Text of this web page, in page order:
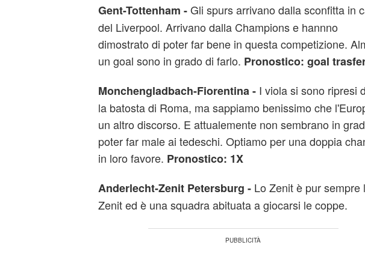
Gent-Tottenham -Gli spurs arrivano dalla sconfitta in
del Liverpool. Arrivano dalla Champions e hannno
dimostrato di poter far bene in questa competizione.
un goal sono in grado di farlo. Pronostico: goal
Monchengladbach-Fiorentina -I viola si sono ripresi
la batosta di Roma, ma sappiamo benissimo che
un altro discorso. E attualemente non sembrano in
poter far male ai tedeschi. Optiamo per una doppia
in loro favore. Pronostico: 1X
Anderlecht-Zenit Petersburg -Lo Zenit è pur sempre
Zenit ed è una squadra abituata a giocarsi le coppe.